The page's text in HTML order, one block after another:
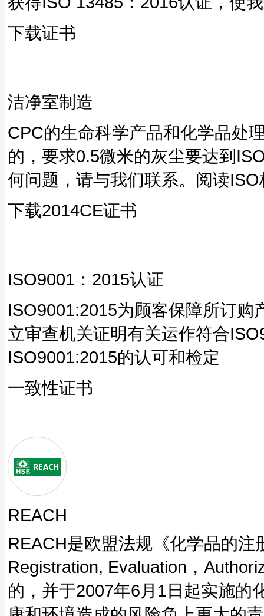
下载证书
洁净室制造
CPC的生命科学产品和化学品处
的，要求0.5微米的灰尘要达到
何问题，请与我们联系。阅读ISO
下载2014CE证书
ISO9001：2015认证
ISO9001:2015为顾客保障所订
立审查机关证明有关运作符合
ISO9001:2015的认可和检定
一致性证书
REACH
REACH是欧盟法规《化学品的
Registration, Evaluation，
的，并于2007年6月1日起实施的